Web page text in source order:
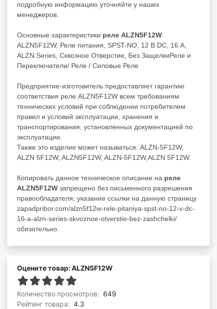
подробную информацию уточняйте у наших
менеджеров.
Основные характеристики реле ALZN5F12W:
ALZN5F12W, Реле питания, SPST-NO, 12 В DC, 16 А,
ALZN Series, Сквозное Отверстие, Без ЗащелкиРеле и
Переключатели/ Реле / Силовые Реле
Предприятие-изготовитель предоставляет гарантию
соответствия реле ALZN5F12W всем требованиям
технических условий при соблюдении потребителем
правил и условий эксплуатации, хранения и
транспортирования, установленных документацией по
эксплуатации.
Также это изделие может называться: ALZN-5F12W,
ALZN 5F12W, ALZN5F12W, ALZN-5F12W,ALZN 5F12W.
Копировать данное техническое описание на реле
ALZN5F12W запрещено без письменного разрешения
правообладателя; указание ссылки на данную страницу
zapadpribor.com/alzn5f12w-rele-pitaniya-spst-no-12-v-dc-
16-a-alzn-series-skvoznoe-otverstie-bez-zashchelki/
обязательно.
Оцените товар: ALZN5F12W
Количество просмотров: 649
Рейтинг товара: 4.3